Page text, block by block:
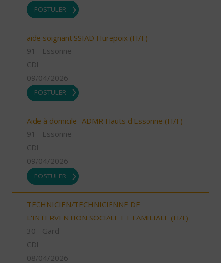
POSTULER
aide soignant SSIAD Hurepoix (H/F)
91 - Essonne
CDI
09/04/2026
POSTULER
Aide à domicile- ADMR Hauts d'Essonne (H/F)
91 - Essonne
CDI
09/04/2026
POSTULER
TECHNICIEN/TECHNICIENNE DE
L'INTERVENTION SOCIALE ET FAMILIALE (H/F)
30 - Gard
CDI
08/04/2026